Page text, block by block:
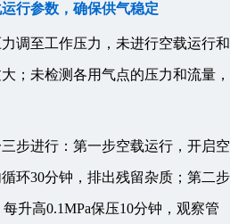
行参数，确保供气稳定
调至工作压力，未进行空载运行和
；未检测各用气点的压力和流量，
步进行：第一步空载运行，开启空
环30分钟，排出残留杂质；第二步
升高0.1MPa保压10分钟，观察管